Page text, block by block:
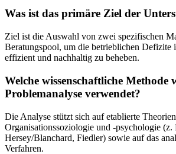
Was ist das primäre Ziel der
Ziel ist die Auswahl von zwei spezifischen
Beratungspool, um die betrieblichen Defizite
effizient und nachhaltig zu beheben.
Welche wissenschaftliche Methode
Problemanalyse verwendet?
Die Analyse stützt sich auf etablierte
Organisationssoziologie und -psychologie
Hersey/Blanchard, Fiedler) sowie auf das
Verfahren.